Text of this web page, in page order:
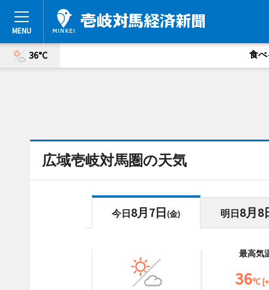
36°C 食べ
広域壱岐対馬圏の天気
今日8月7日(金) 明日8月8
最高気
36℃